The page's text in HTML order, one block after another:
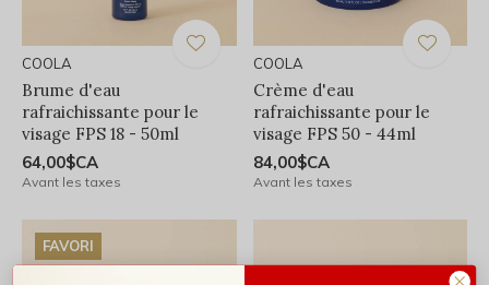
COOLA
Brume d'eau
rafraichissante pour le
visage FPS 18 - 50ml
64,00$CA
Avant les taxes
COOLA
Crème d'eau
rafraichissante pour le
visage FPS 50 - 44ml
84,00$CA
Avant les taxes
FAVORI